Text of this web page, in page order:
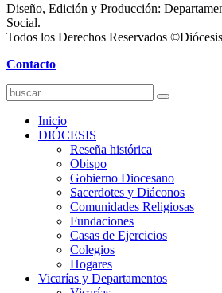
Diseño, Edición y Producción:
Social.
Todos los Derechos Reservados
Contacto
Inicio
DIÓCESIS
Reseña histórica
Obispo
Gobierno Diocesano
Sacerdotes y Diáconos
Comunidades Religiosas
Fundaciones
Casas de Ejercicios
Colegios
Hogares
Vicarías y Departamentos